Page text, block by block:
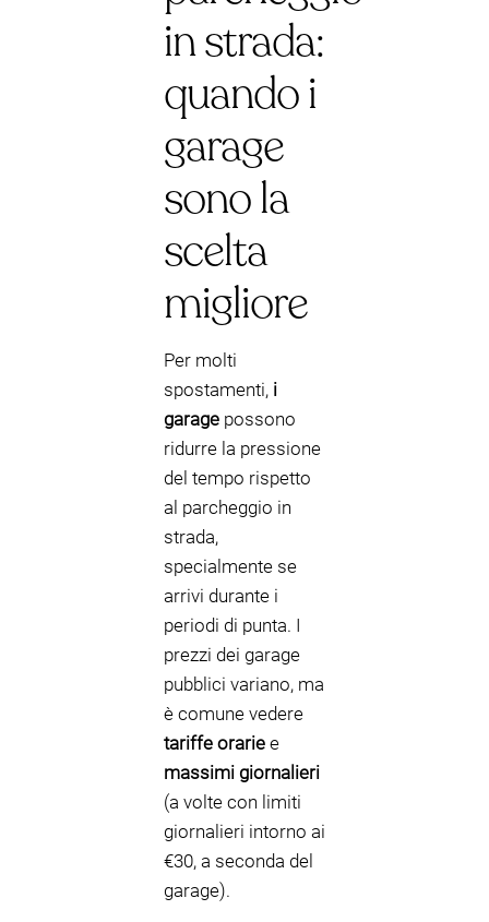
in strada:
quando i
garage
sono la
scelta
migliore
Per molti
spostamenti, i
garage possono
ridurre la pressione
del tempo rispetto
al parcheggio in
strada,
specialmente se
arrivi durante i
periodi di punta. I
prezzi dei garage
pubblici variano, ma
è comune vedere
tariffe orarie e
massimi giornalieri
(a volte con limiti
giornalieri intorno ai
€30, a seconda del
garage).